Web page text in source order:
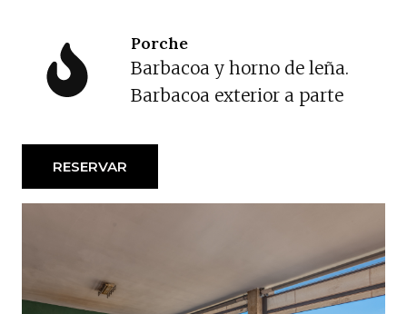
Porche
Barbacoa y horno de leña.
Barbacoa exterior a parte
RESERVAR